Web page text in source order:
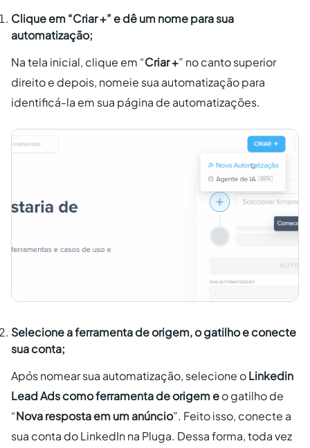
Clique em “Criar +” e dê um nome para sua
automatização;
Na tela inicial, clique em “Criar +” no canto superior
direito e depois, nomeie sua automatização para
identificá-la em sua página de automatizações.
Selecione a ferramenta de origem, o gatilho e conecte
sua conta;
Após nomear sua automatização, selecione oLinkedin
Lead Ads como ferramenta de origem eo gatilho de
“Nova resposta em um anúncio”. Feito isso, conecte a
sua conta do LinkedIn na Pluga. Dessa forma, toda vez